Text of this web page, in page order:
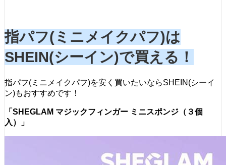
指パフ(ミニメイクパフ)は
SHEIN(シーイン)で買える！
指パフ(ミニメイクパフ)を安く買いたいならSHEIN(シーイ
ン)もおすすめです！
「SHEGLAM マジックフィンガー ミニスポンジ（３個
入）」